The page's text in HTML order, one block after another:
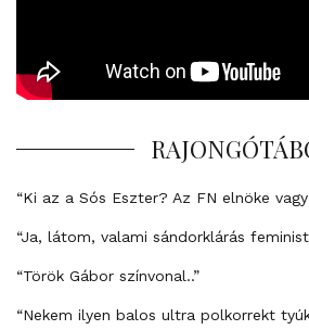
“Ki az a Sós Eszter? Az FN elnöke
“Ja, látom, valami sándorklárás
“Török Gábor színvonal..”
“Nekem ilyen balos ultra polkorrekt